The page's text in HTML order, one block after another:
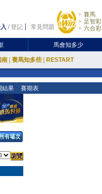
/登記 常見問題
賽馬
足智彩
六合彩
馬會知多少
南 賽馬知多些 RESTART
結果 賽期表